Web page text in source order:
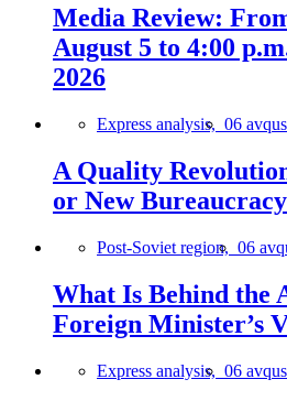
Media Review:
August 5 to 4:00
2026
Express analysis, 06
A Quality
or New
Post-Soviet region, 06
What Is Behind the
Foreign Minister’s
Express analysis, 06